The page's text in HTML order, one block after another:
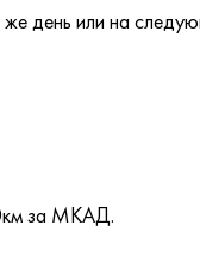
день или на
за МКАД.